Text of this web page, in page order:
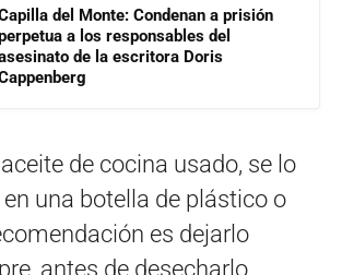
del Monte: Condenan a prisión
a los responsables del
de la escritora Doris
de cocina usado, se lo
una botella de plástico o
es dejarlo
antes de desecharlo.